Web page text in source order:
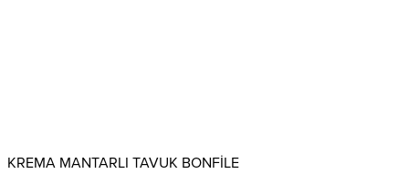
KREMA MANTARLI TAVUK BONFİLE